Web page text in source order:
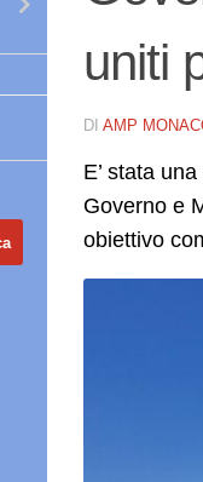
uniti
DI AMP
E’ stata
Governo e
obiettivo